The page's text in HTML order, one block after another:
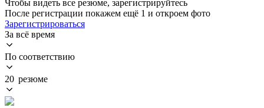
Чтобы видеть все резюме, зарегистрируйтесь
После регистрации покажем ещё 1 и откроем фото
Зарегистрироваться
За всё время
По соответствию
20 резюме